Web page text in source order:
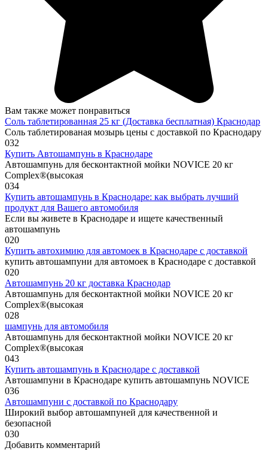
Вам также может понравиться
Соль таблетированная 25 кг (Доставка бесплатная) Краснодар
Соль таблетированая мозырь цены с доставкой по Краснодару
032
Купить Автошампунь в Краснодаре
Автошампунь для бесконтактной мойки NOVICE 20 кг
Complex®(высокая
034
Купить автошампунь в Краснодаре: как выбрать лучший
продукт для Вашего автомобиля
Если вы живете в Краснодаре и ищете качественный
автошампунь
020
Купить автохимию для автомоек в Краснодаре с доставкой
купить автошампуни для автомоек в Краснодаре с доставкой
020
Автошампунь 20 кг доставка Краснодар
Автошампунь для бесконтактной мойки NOVICE 20 кг
Complex®(высокая
028
шампунь для автомобиля
Автошампунь для бесконтактной мойки NOVICE 20 кг
Complex®(высокая
043
Купить автошампунь в Краснодаре с доставкой
Автошампуни в Краснодаре купить автошампунь NOVICE
036
Автошампуни с доставкой по Краснодару
Широкий выбор автошампуней для качественной и
безопасной
030
Добавить комментарий